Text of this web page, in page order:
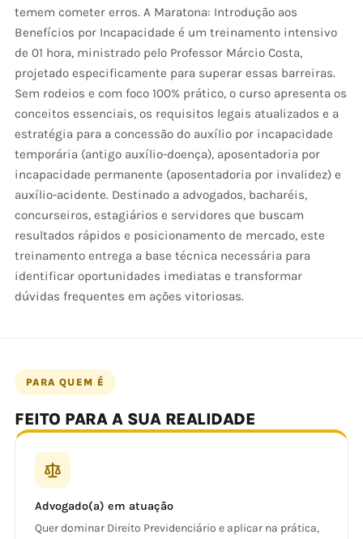
temem cometer erros. A Maratona: Introdução aos
Benefícios por Incapacidade é um treinamento intensivo
de 01 hora, ministrado pelo Professor Márcio Costa,
projetado especificamente para superar essas barreiras.
Sem rodeios e com foco 100% prático, o curso apresenta os
conceitos essenciais, os requisitos legais atualizados e a
estratégia para a concessão do auxílio por incapacidade
temporária (antigo auxílio-doença), aposentadoria por
incapacidade permanente (aposentadoria por invalidez) e
auxílio-acidente. Destinado a advogados, bacharéis,
concurseiros, estagiários e servidores que buscam
resultados rápidos e posicionamento de mercado, este
treinamento entrega a base técnica necessária para
identificar oportunidades imediatas e transformar
dúvidas frequentes em ações vitoriosas.
PARA QUEM É
FEITO PARA A SUA REALIDADE
Advogado(a) em atuação
Quer dominar Direito Previdenciário e aplicar na prática,